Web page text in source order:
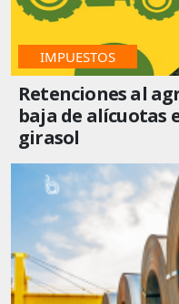
IMPUESTOS
Retenciones al
baja de alícuotas
girasol